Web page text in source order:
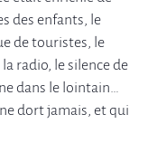
des enfants, le
de touristes, le
radio, le silence de
dans le lointain…
dort jamais, et qui